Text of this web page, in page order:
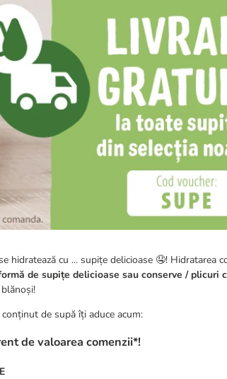
hidratează cu ... supițe delicioase 🤤! Hidratarea
de supițe delicioase sau conserve / plicuri
de supă îți aduce acum:
de valoarea comenzii*!